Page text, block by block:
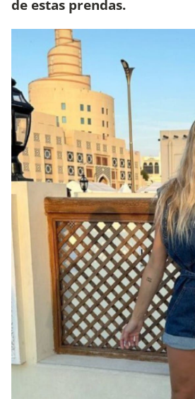
de estas prendas.